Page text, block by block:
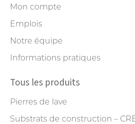
Mon compte
Emplois
Notre équipe
Informations pratiques
Tous les produits
Pierres de lave
Substrats de construction –